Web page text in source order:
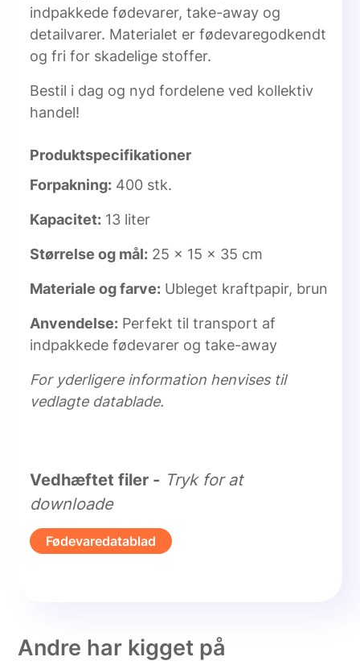
indpakkede fødevarer, take-away og
detailvarer. Materialet er fødevaregodkendt
og fri for skadelige stoffer.
Bestil i dag og nyd fordelene ved kollektiv
handel!
Produktspecifikationer
Forpakning: 400 stk.
Kapacitet: 13 liter
Størrelse og mål: 25 x 15 x 35 cm
Materiale og farve: Ubleget kraftpapir, brun
Anvendelse: Perfekt til transport af
indpakkede fødevarer og take-away
For yderligere information henvises til
vedlagte datablade.
Vedhæftet filer - Tryk for at
downloade
Fødevaredatablad
Andre har kigget på